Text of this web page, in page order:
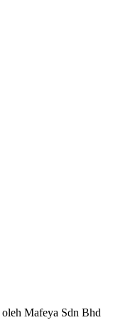
Mafeya Sdn Bhd